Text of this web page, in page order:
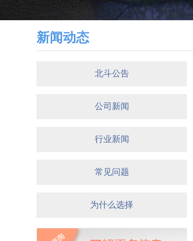
新闻动态
北斗公告
公司新闻
行业新闻
常见问题
为什么选择